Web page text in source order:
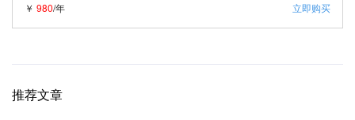
立即购买
￥ 980/年
推荐文章